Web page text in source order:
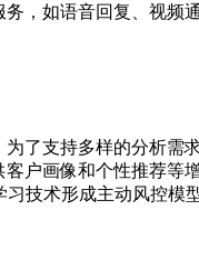
，如语音回复、视频通
了支持多样的分析需
户画像和个性推荐等增
技术形成主动风控模型